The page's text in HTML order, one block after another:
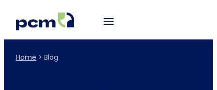
Home > Blog